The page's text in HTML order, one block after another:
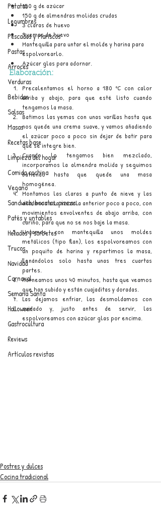
Patatas
Legumbres
Pescados y Mariscos
Pastas
Arroces
Verduras
Bebidas
Salsas
Masas
Recetas base
Limpieza del hogar
Comida cochina
Vegano
Sandwich, bocatas, pizzas...
Patés y untables
Helados y sorbetes
Trucos
Navidad
Carnaval
Semana Santa
Halloween
Gastrocultura
Reviews
Artículos revistas
150 g de azúcar
150 g de almendras molidas crudas
3 claras de huevo
9 yemas de huevo
Mantequilla para untar el molde y harina para
espolvorearlo.
Azúcar glas para adornar.
Elaboración:
Precalentamos el horno a 180 ºC con calor
arriba y abajo, para que esté listo cuando
tengamos la masa.
Batimos las yemas con unas varillas hasta que
nos quede una crema suave, y vamos añadiendo
el azúcar poco a poco sin dejar de batir para
que se integre bien.
Cuando lo tengamos bien mezclado,
incorporamos la almendra molida y seguimos
batiendo hasta que quede una masa
homogénea.
Montamos las claras a punto de nieve y las
añadimos a la mezcla anterior poco a poco, con
movimientos envolventes de abajo arriba, con
cariño, para que no se nos baje la masa.
Untamos con mantequilla unos moldes
metálicos (tipo flan), los espolvoreamos con
un poquito de harina y repartimos la masa,
llenándolos solo hasta unas tres cuartas
partes.
Horneamos unos 40 minutos, hasta que veamos
que han subido y están cuajaditas y doradas.
Las dejamos enfriar, las desmoldamos con
cuidado y, justo antes de servir, las
espolvoreamos con azúcar glas por encima.
Postres y dulces
Cocina tradicional